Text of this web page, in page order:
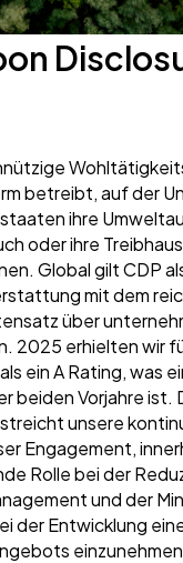
betreibt, auf der
ihre
oder ihre
Global gilt CDP
mit dem
über
2025 erhielten wir
ein A Rating, was
beiden Vorjahre ist.
unsere
Engagement,
Rolle bei der
und der
der Entwicklung